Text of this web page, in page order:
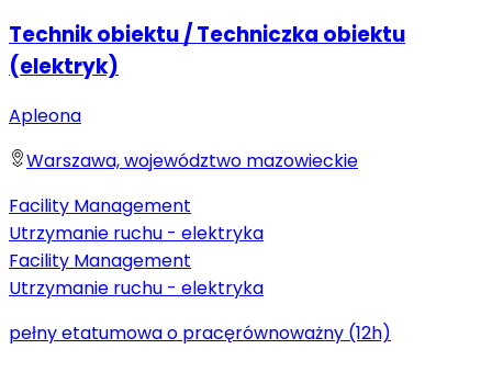
Technik obiektu / Techniczka obiektu
(elektryk)
Apleona
Warszawa, województwo mazowieckie
Facility Management
Utrzymanie ruchu - elektryka
Facility Management
Utrzymanie ruchu - elektryka
pełny etatumowa o pracęrównoważny (12h)